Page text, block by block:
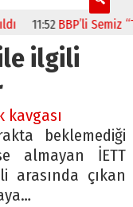
11:52 BBP’li Semiz
ilgili
kavgası
beklemediği
almayan İETT
arasında çıkan